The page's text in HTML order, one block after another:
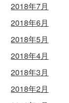
2018年7月
2018年6月
2018年5月
2018年4月
2018年3月
2018年2月